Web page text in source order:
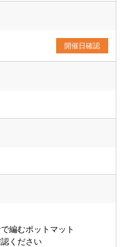
開催日確認
編むポットマット
ください